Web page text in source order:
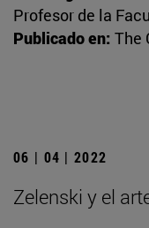
Profesor de la
Publicado en: The
06 | 04 | 2022
Zelenski y el